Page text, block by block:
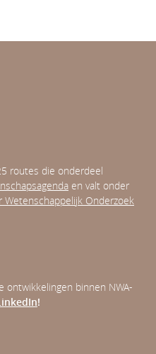
routes die onderdeel
en valt onder
Wetenschappelijk Onderzoek
ontwikkelingen binnen NWA-
!